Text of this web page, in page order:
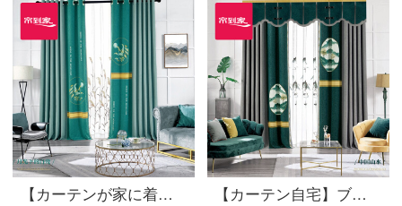
【カーテンが家に着く】完成品のカーテンはシームレスに接続されています。ロマンチックな田園シニールカスタムカーテンリビングルームの高遮光窓A 03 0301 Sフック（高さ2.6メートル以内で変更可能）XXLのカーテンセット/ダブルオープン（適用窓幅3.5-4.1メートル）
【カーテン自宅】ブラインドロマンチック田園製品のカーテンシームレスにリビングルームの床の窓のシェニール高遮光A 02 02 02 02 02 02 Sフック/カーテンヘッドを含まない(高さ2.6 m以内は変更可能)Lブラインドセット/ダブルオープン(適用窓幅2.9-3.2 m)